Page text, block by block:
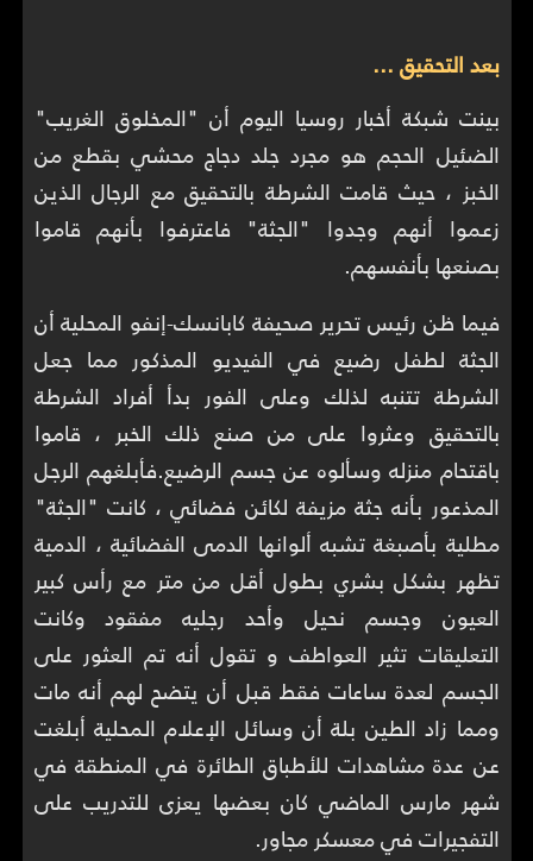
بعد التحقيق ...
بينت شبكة أخبار روسيا اليوم أن "المخلوق الغريب"
الضئيل الحجم هو مجرد جلد دجاج محشي بقطع من
الخبز ، حيث قامت الشرطة بالتحقيق مع الرجال الذين
زعموا أنهم وجدوا "الجثة" فاعترفوا بأنهم قاموا
بصنعها بأنفسهم.
فيما ظن رئيس تحرير صحيفة كابانسك-إنفو المحلية أن
الجثة لطفل رضيع في الفيديو المذكور مما جعل
الشرطة تتنبه لذلك وعلى الفور بدأ أفراد الشرطة
بالتحقيق وعثروا على من صنع ذلك الخبر ، قاموا
باقتحام منزله وسألوه عن جسم الرضيع.فأبلغهم الرجل
المذعور بأنه جثة مزيفة لكائن فضائي ، كانت "الجثة"
مطلية بأصبغة تشبه ألوانها الدمى الفضائية ، الدمية
تظهر بشكل بشري بطول أقل من متر مع رأس كبير
العيون وجسم نحيل وأحد رجليه مفقود وكانت
التعليقات تثير العواطف و تقول أنه تم العثور على
الجسم لعدة ساعات فقط قبل أن يتضح لهم أنه مات
ومما زاد الطين بلة أن وسائل الإعلام المحلية أبلغت
عن عدة مشاهدات للأطباق الطائرة في المنطقة في
شهر مارس الماضي كان بعضها يعزى للتدريب على
التفجيرات في معسكر مجاور.